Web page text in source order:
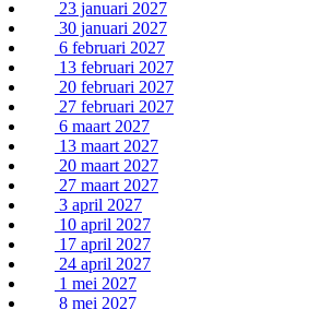
23 januari 2027
30 januari 2027
6 februari 2027
13 februari 2027
20 februari 2027
27 februari 2027
6 maart 2027
13 maart 2027
20 maart 2027
27 maart 2027
3 april 2027
10 april 2027
17 april 2027
24 april 2027
1 mei 2027
8 mei 2027